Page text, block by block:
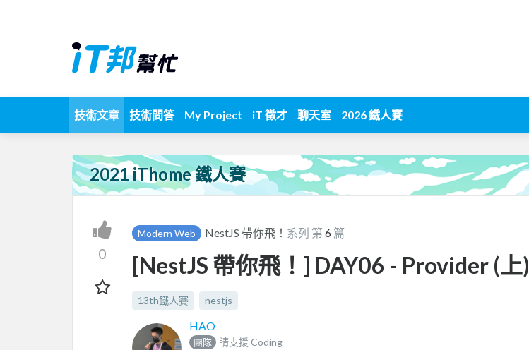
技術文章 技術問答 My Project iT 徵才 聊天室 2026 鐵人賽
2021 iThome 鐵人賽
0
Modern Web NestJS 帶你飛！ 系列 第6 篇
[NestJS 帶你飛！] DAY06 - Provider (上)
13th鐵人賽 nestjs
HAO
團隊
請支援 Coding